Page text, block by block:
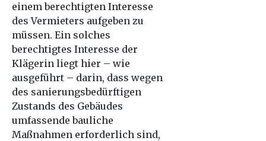
einem berechtigten Interesse
des Vermieters aufgeben zu
müssen. Ein solches
berechtigtes Interesse der
Klägerin liegt hier – wie
ausgeführt – darin, dass wegen
des sanierungsbedürftigen
Zustands des Gebäudes
umfassende bauliche
Maßnahmen erforderlich sind,